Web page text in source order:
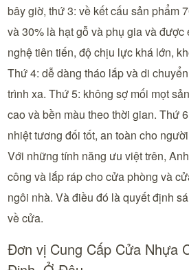
bây giờ, thứ 3: về kết cấu sản phẩm
và 30% là hạt gỗ và phụ gia và được
nghệ tiên tiến, độ chịu lực khá lớn,
Thứ 4: dễ dàng tháo lắp và di
trình xa. Thứ 5: không sợ mối mọt
cao và bền màu theo thời gian. Thứ
nhiệt tương đối tốt, an toàn cho
Với những tính năng ưu việt trên,
công và lắp ráp cho cửa phòng và
ngôi nhà. Và điều đó là quyết định
về cửa.
Đơn vị Cung Cấp Cửa Nhựa